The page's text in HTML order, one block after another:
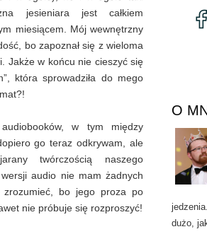
jesieniara jest całkiem
miesiącem. Mój wewnętrzny
bo zapoznał się z wieloma
Jakże w końcu nie cieszyć się
która sprowadziła do mego
audiobooków, w tym między
go teraz odkrywam, ale
twórczością naszego
audio nie mam żadnych
zrozumieć, bo jego proza po
nie próbuje się rozproszyć!
O
dużo,